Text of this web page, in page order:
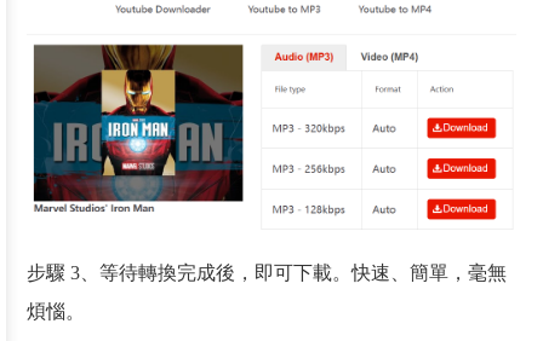
步驟 3、等待轉換完成後，即可下載。快速、簡單，毫無
煩惱。